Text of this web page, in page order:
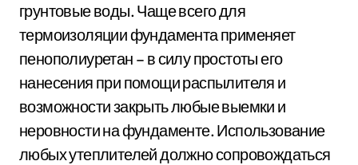
грунтовые воды. Чаще всего для
термоизоляции фундамента применяет
пенополиуретан – в силу простоты его
нанесения при помощи распылителя и
возможности закрыть любые выемки и
неровности на фундаменте. Использование
любых утеплителей должно сопровождаться